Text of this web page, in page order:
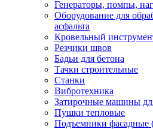
Генераторы, помпы,
Оборудование для
асфальта
Кровельный
Резчики швов
Бадьи для бетона
Тачки строительные
Станки
Вибротехника
Затирочные машины
Пушки тепловые
Подъемники фасадные